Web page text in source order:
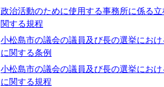
政治活動のために使用する事務所に係る
関する規程
小松島市の議会の議員及び長の選挙にお
に関する条例
小松島市の議会の議員及び長の選挙にお
に関する規程